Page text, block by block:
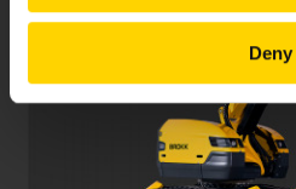
Deny